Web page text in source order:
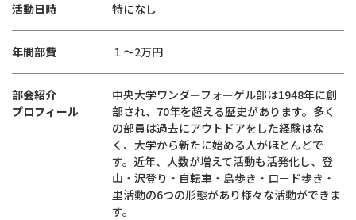
活動日時 特になし
年間部費 １～2万円
部会紹介
プロフィール
中央大学ワンダーフォーゲル部は1948年に創
部され、70年を超える歴史があります。多く
の部員は過去にアウトドアをした経験はな
く、大学から新たに始める人がほとんどで
す。近年、人数が増えて活動も活発化し、登
山・沢登り・自転車・島歩き・ロード歩き・
里活動の6つの形態があり様々な活動ができま
す。